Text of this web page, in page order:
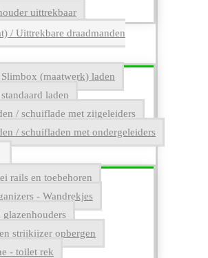
uittrekbaar
/ Uittrekbare draadmanden
(maatwerk) laden
laden
/ schuiflade met zijgeleiders
/ schuifladen met ondergeleiders
rails en toebehoren
- Wandrekjes
glazenhouders
strijkijzer opbergen
- toilet rek